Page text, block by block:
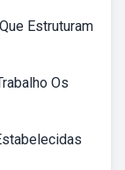
Estruturam
Os